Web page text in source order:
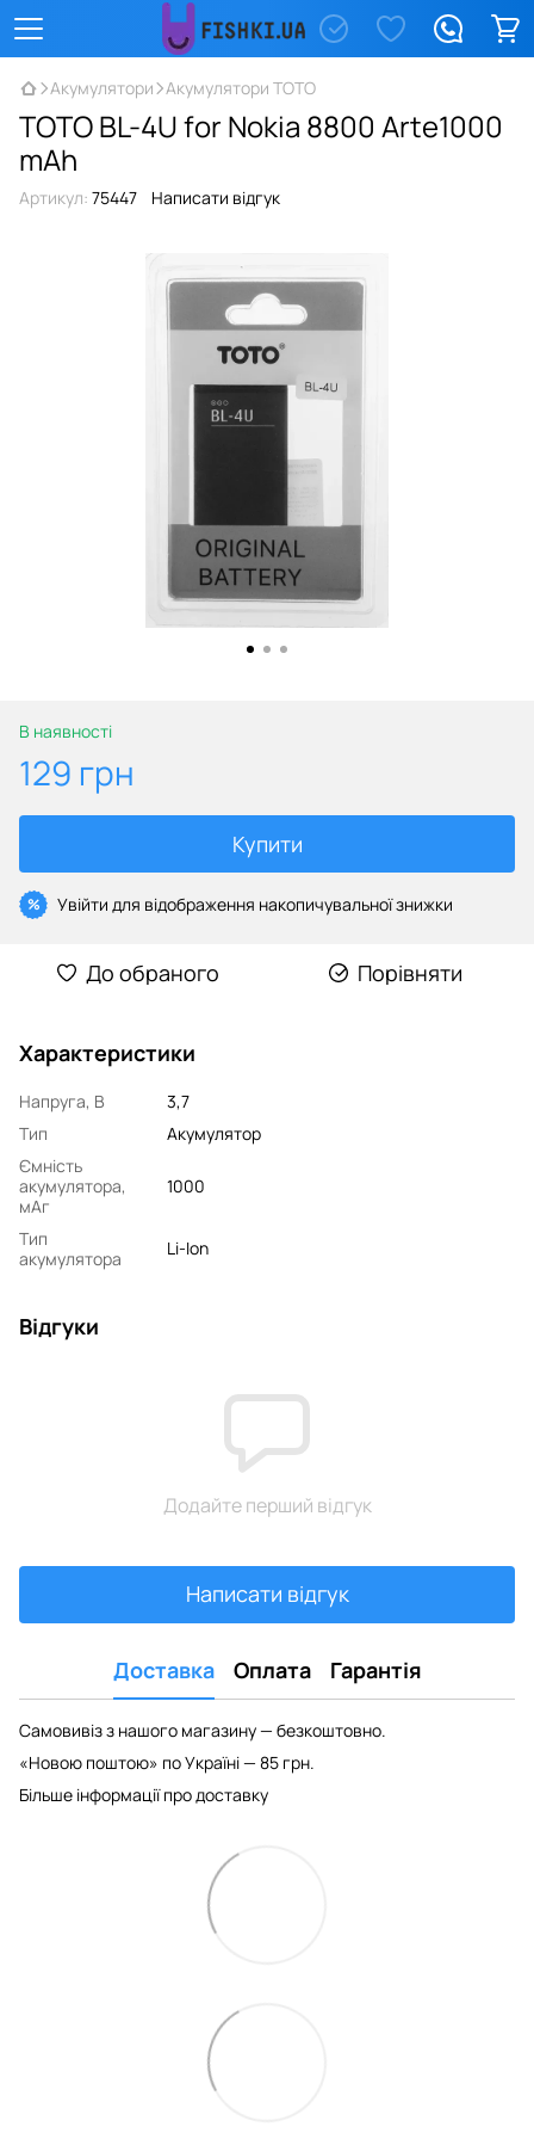
Акумулятори Акумулятори TOTO
TOTO BL-4U for Nokia 8800 Arte1000
mAh
Артикул: 75447 Написати відгук
В наявності
129 грн
Купити
% Увійти для відображення накопичувальної знижки
До обраного Порівняти
Характеристики
Напруга, В
3,7
Тип
Акумулятор
Ємність
акумулятора,
мАг
1000
Тип
акумулятора
Li-Ion
Відгуки
Додайте перший відгук
Написати відгук
Доставка Оплата Гарантія
Самовивіз з нашого магазину — безкоштовно.
«Новою поштою» по Україні — 85 грн.
Більше інформації про доставку